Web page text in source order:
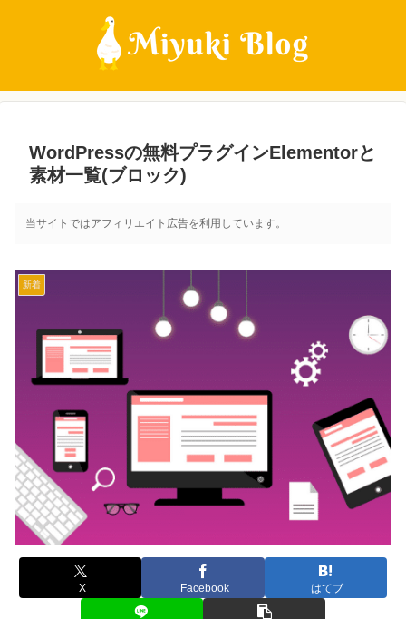
WordPressの無料プラグインElementorと
素材一覧(ブロック)
当サイトではアフィリエイト広告を利用しています。
新着
X Facebook はてブ